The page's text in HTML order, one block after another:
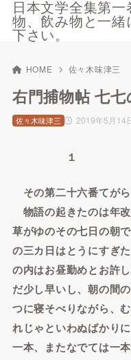
日本文学全集第
物、飲み物と一緒
下さい。
HOME 佐々木味津三
右門捕物帖 七
2019年5月14
佐々木味津三
１
その第二十六番てがら
物語の起きたのは年
草がゆのその七日の朝
の三カ日はとうにすぎ
の内はお昼勤めとお許
だ少し早いし、朝の間
つに寝そべりながら、
れじゃといわぬばかり
一本、またなでては一本